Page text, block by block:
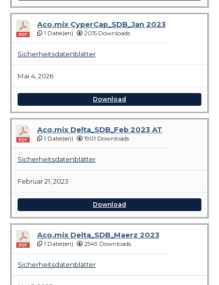
Aco.mix CyperCap_SDB_Jan 2023
1 Datei(en) 2015 Downloads
Sicherheitsdatenblätter
Mai 4, 2026
Download
Aco.mix Delta_SDB_Feb 2023 AT
1 Datei(en) 1901 Downloads
Sicherheitsdatenblätter
Februar 21, 2023
Download
Aco.mix Delta_SDB_Maerz 2023
1 Datei(en) 2549 Downloads
Sicherheitsdatenblätter